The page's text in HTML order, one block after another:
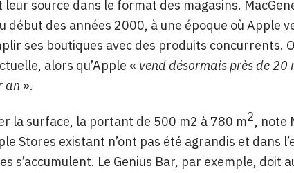
source dans le format des magasins.
début des années 2000, à une époque où Apple
ses boutiques avec des produits concurrents.
alors qu’Apple « vend désormais près de
an ».
la surface, la portant de 500 m2 à 780 m2, note
Stores existant n’ont pas été agrandis et dans
s’accumulent. Le Genius Bar, par exemple, doit